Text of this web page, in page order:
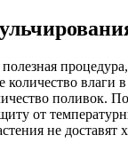
количество влаги
поливок.
от
не доставят